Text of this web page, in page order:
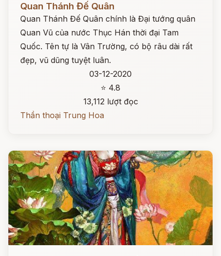
Quan Thánh Đế Quân
Quan Thánh Đế Quân chính là Đại tướng quân
Quan Vũ của nước Thục Hán thời đại Tam
Quốc. Tên tự là Vân Trường, có bộ râu dài rất
đẹp, vũ dũng tuyệt luân.
03-12-2020
⭐ 4.8
13,112 lượt đọc
Thần thoại Trung Hoa